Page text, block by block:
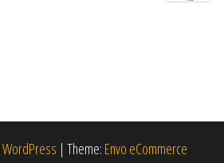
WordPress | Theme: Envo eCommerce